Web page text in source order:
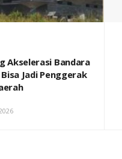
Akselerasi Bandara
Jadi Penggerak